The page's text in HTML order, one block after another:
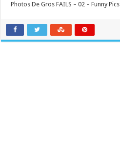
Photos De Gros FAILS – 02 – Funny Pics